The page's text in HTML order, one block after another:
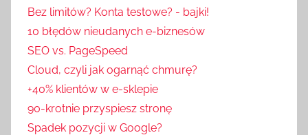
Bez limitów? Konta testowe? - bajki!
10 błędów nieudanych e-biznesów
SEO vs. PageSpeed
Cloud, czyli jak ogarnąć chmurę?
+40% klientów w e-sklepie
90-krotnie przyspiesz stronę
Spadek pozycji w Google?